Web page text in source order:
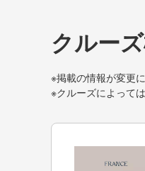
クルー
※掲載の情報が変更
※クルーズによって